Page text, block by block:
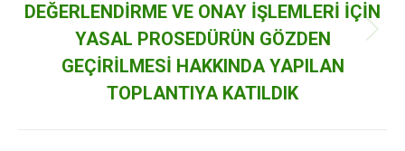
Next
post:
DEĞERLENDİRME VE ONAY İŞLEMLERİ İÇİN
YASAL PROSEDÜRÜN GÖZDEN
GEÇİRİLMESİ HAKKINDA YAPILAN
TOPLANTIYA KATILDIK